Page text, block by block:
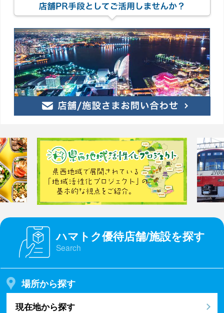
ハマトク優待店舗/施設を探す
Search
場所から探す
現在地から探す